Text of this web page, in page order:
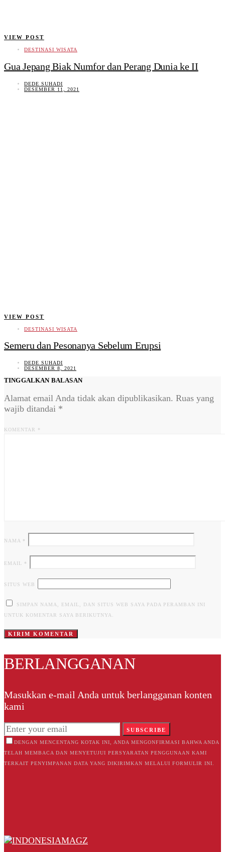
VIEW POST
DESTINASI WISATA
Gua Jepang Biak Numfor dan Perang Dunia ke II
DEDE SUHADI
DESEMBER 11, 2021
VIEW POST
DESTINASI WISATA
Semeru dan Pesonanya Sebelum Erupsi
DEDE SUHADI
DESEMBER 8, 2021
TINGGALKAN BALASAN
Alamat email Anda tidak akan dipublikasikan. Ruas yang
wajib ditandai *
KOMENTAR *
NAMA *
EMAIL *
SITUS WEB
SIMPAN NAMA, EMAIL, DAN SITUS WEB SAYA PADA PERAMBAN INI
UNTUK KOMENTAR SAYA BERIKUTNYA.
BERLANGGANAN
Masukkan e-mail Anda untuk berlangganan konten
kami
SUBSCRIBE
DENGAN MENCENTANG KOTAK INI, ANDA MENGONFIRMASI BAHWA ANDA
TELAH MEMBACA DAN MENYETUJUI PERSYARATAN PENGGUNAAN KAMI
TERKAIT PENYIMPANAN DATA YANG DIKIRIMKAN MELALUI FORMULIR INI.